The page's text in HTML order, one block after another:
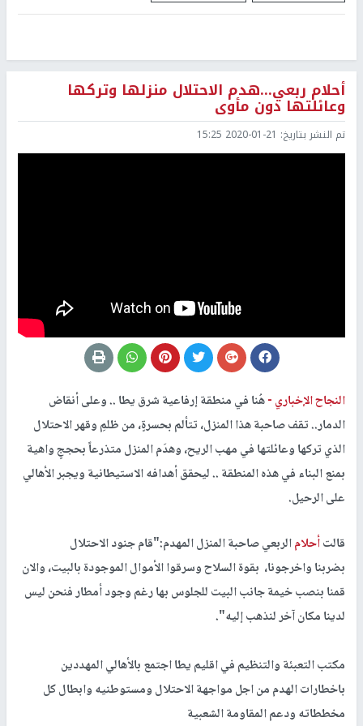
أحلام ربعي...هدم الاحتلال منزلها وتركها
وعائلتها دون مأوى
تم النشر بتاريخ: 2020-01-21 15:25
النجاح الإخباري -هُنا في منطقة إرفاعية شرق يطا .. وعلى أنقاض
الدمار.. تقف صاحبة هذا المنزل، تتألم بحسرةٍ، من ظلمِ وقهر الاحتلال
الذي تركها وعائلتها في مهب الريح، وهدَم المنزل متذرعاً بحججٍ واهية
بمنع البناء في هذه المنطقة .. ليحقق أهدافه الاستيطانية ويجبر الأهالي
على الرحيل.
قالتأحلامالربعي صاحبة المنزل المهدم:"قام جنود الاحتلال
بضربنا واخرجونا، بقوة السلاح وسرقوا الأموال الموجودة بالبيت، والان
قمنا بنصب خيمة جانب البيت للجلوس بها رغم وجود أمطار فنحن ليس
لدينا مكان آخر لنذهب إليه".
مكتب التعبئة والتنظيم في اقليم يطا اجتمع بالأهالي المهددين
باخطارات الهدم من اجل مواجهة الاحتلال ومستوطنيه وابطال كل
مخططاته ودعم المقاومة الشعبية